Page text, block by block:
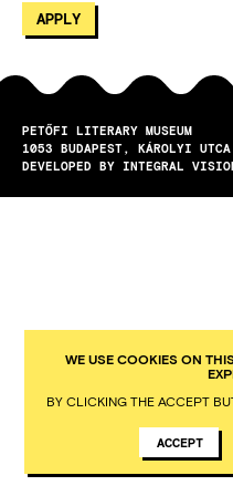
PETŐFI LITERARY MUSEUM
1053
BUDAPEST
KÁROLYI
DEVELOPED BY INTEGRAL
WE USE COOKIES ON
BY CLICKING THE ACCEPT
ACCEPT